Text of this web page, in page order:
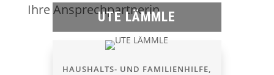
Ihre Ansprechpartnerin
UTE LÄMMLE
HAUSHALTS- UND FAMILIENHILFE,